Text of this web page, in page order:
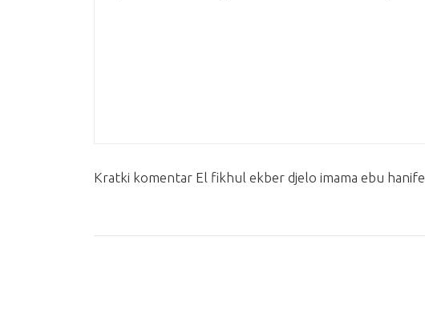
Kratki komentar El fikhul ekber djelo imama ebu hanife